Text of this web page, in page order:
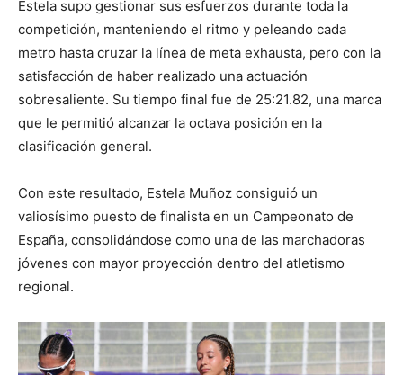
Estela supo gestionar sus esfuerzos durante toda la
competición, manteniendo el ritmo y peleando cada
metro hasta cruzar la línea de meta exhausta, pero con la
satisfacción de haber realizado una actuación
sobresaliente. Su tiempo final fue de 25:21.82, una marca
que le permitió alcanzar la octava posición en la
clasificación general.
Con este resultado, Estela Muñoz consiguió un
valiosísimo puesto de finalista en un Campeonato de
España, consolidándose como una de las marchadoras
jóvenes con mayor proyección dentro del atletismo
regional.